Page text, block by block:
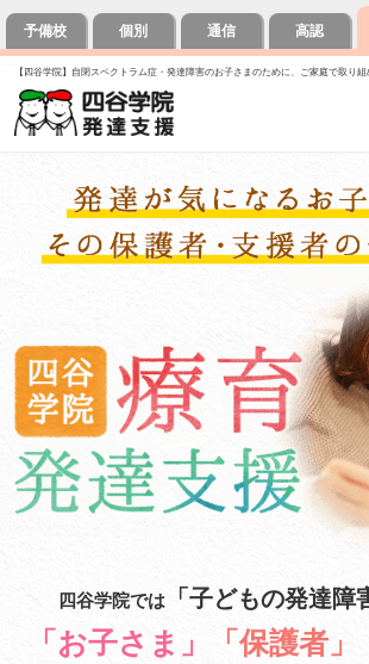
【四谷学院】自閉スペクトラム症・発達障害のお子さまのために、ご家庭で取り
予備校 個別 通信 高認
四谷学院では 「子どもの発達障
「お子さま」 「保護者」